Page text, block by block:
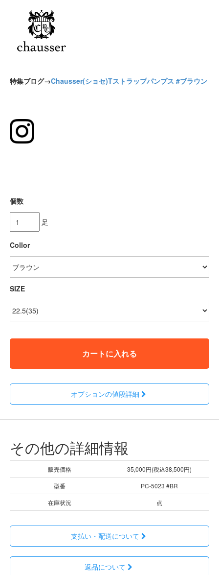
特集ブログ→Chausser(ショセ)Tストラップパンプス #ブラウン
個数
足
Collor
SIZE
カートに入れる
オプションの値段詳細
その他の詳細情報
販売価格
35,000円(税込38,500円)
型番
PC-5023 #BR
在庫状況
点
支払い・配送について
返品について